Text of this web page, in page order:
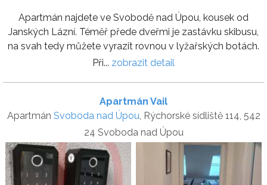
Apartmán najdete ve Svobodě nad Úpou, kousek od
Janských Lázní. Téměř přede dveřmi je zastávku skibusu,
na svah tedy můžete vyrazit rovnou v lyžařských botách.
Při... zobrazit detail
Apartmán Vail
Apartmán Svoboda nad Úpou, Rýchorské sídliště 114, 542
24 Svoboda nad Úpou